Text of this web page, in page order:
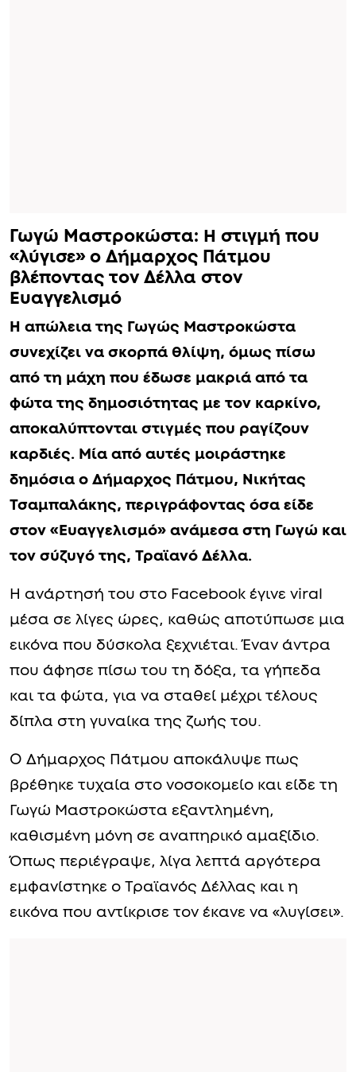
Γωγώ Μαστροκώστα: Η στιγμή που
«λύγισε» ο Δήμαρχος Πάτμου
βλέποντας τον Δέλλα στον
Ευαγγελισμό
Η απώλεια της Γωγώς Μαστροκώστα
συνεχίζει να σκορπά θλίψη, όμως πίσω
από τη μάχη που έδωσε μακριά από τα
φώτα της δημοσιότητας με τον καρκίνο,
αποκαλύπτονται στιγμές που ραγίζουν
καρδιές. Μία από αυτές μοιράστηκε
δημόσια ο Δήμαρχος Πάτμου, Νικήτας
Τσαμπαλάκης, περιγράφοντας όσα είδε
στον «Ευαγγελισμό» ανάμεσα στη Γωγώ και
τον σύζυγό της, Τραϊανό Δέλλα.
Η ανάρτησή του στο Facebook έγινε viral
μέσα σε λίγες ώρες, καθώς αποτύπωσε μια
εικόνα που δύσκολα ξεχνιέται. Έναν άντρα
που άφησε πίσω του τη δόξα, τα γήπεδα
και τα φώτα, για να σταθεί μέχρι τέλους
δίπλα στη γυναίκα της ζωής του.
Ο Δήμαρχος Πάτμου αποκάλυψε πως
βρέθηκε τυχαία στο νοσοκομείο και είδε τη
Γωγώ Μαστροκώστα εξαντλημένη,
καθισμένη μόνη σε αναπηρικό αμαξίδιο.
Όπως περιέγραψε, λίγα λεπτά αργότερα
εμφανίστηκε ο Τραϊανός Δέλλας και η
εικόνα που αντίκρισε τον έκανε να «λυγίσει».